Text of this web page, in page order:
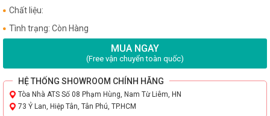
Chất liệu:
Tình trạng: Còn Hàng
MUA NGAY
(Free vận chuyển toàn quốc)
HỆ THỐNG SHOWROOM CHÍNH HÃNG
Tòa Nhà ATS Số 08 Phạm Hùng, Nam Từ Liêm, HN
73 Ỷ Lan, Hiệp Tân, Tân Phú, TP.HCM